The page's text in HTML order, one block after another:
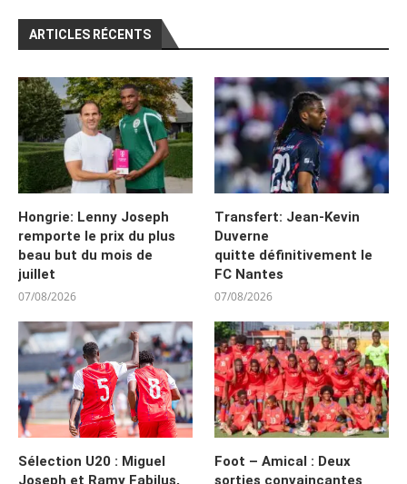
ARTICLES RÉCENTS
Hongrie: Lenny Joseph
remporte le prix du plus
beau but du mois de
juillet
07/08/2026
Transfert: Jean-Kevin
Duverne
quitte définitivement le
FC Nantes
07/08/2026
Sélection U20 : Miguel
Joseph et Ramy Fabilus,
Foot – Amical : Deux
sorties convaincantes